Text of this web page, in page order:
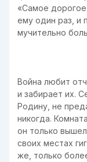
«Самое
ему один раз, и
мучительно
Война любит
и забирает их.
Родину, не
никогда.
он только
своих местах
же, только